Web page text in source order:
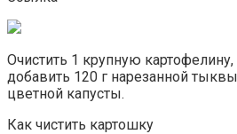
Очистить 1 крупную
добавить 120 г нарезанной
цветной капусты.
Как чистить картошку